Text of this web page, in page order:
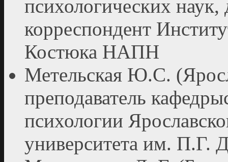
психологических
корреспондент
Костюка НАПН
Метельская Ю.С.
преподаватель
психологии
университета им. П.Г.